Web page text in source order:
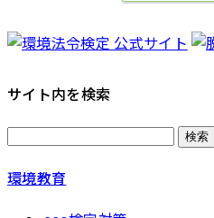
サイト内を検索
検
環境教育